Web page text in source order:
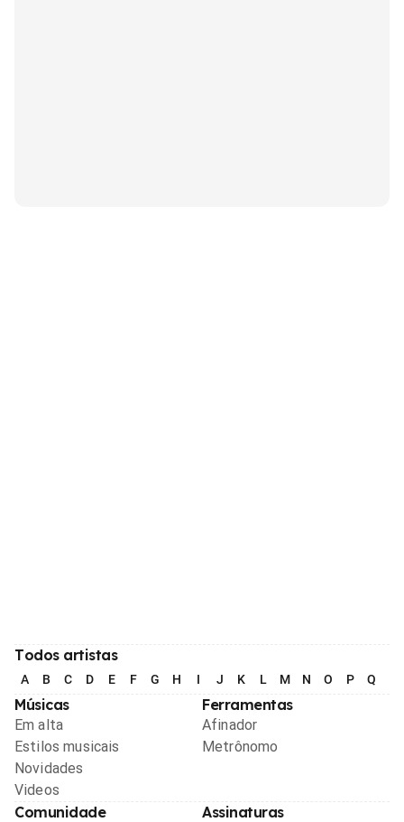
Todos artistas
A B C D E F G H I J K L M N O P Q
Músicas
Em alta
Estilos musicais
Novidades
Videos
Ferramentas
Afinador
Metrônomo
Comunidade Assinaturas